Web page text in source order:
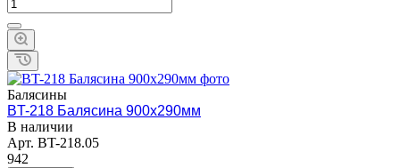
Балясины
BT-218 Балясина 900х290мм
В наличии
Арт. BT-218.05
942